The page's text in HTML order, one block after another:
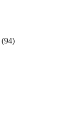
(94)